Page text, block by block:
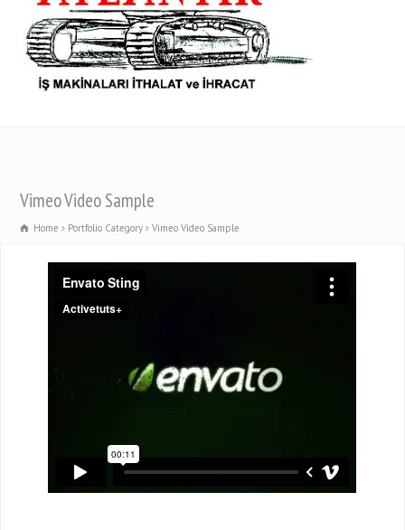
Vimeo Video Sample
Home Portfolio Category Vimeo Video Sample